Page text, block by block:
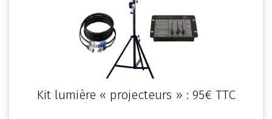
Kit lumière « projecteurs » : 95€ TTC